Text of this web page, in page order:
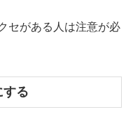
セがある人は注意が必
る